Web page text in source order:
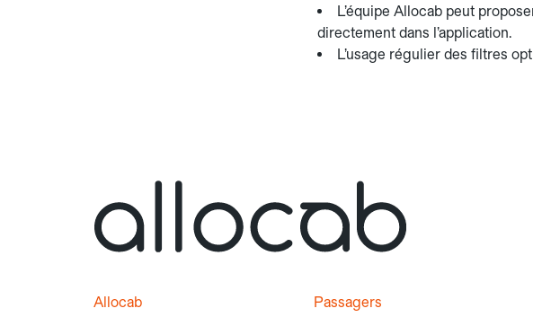
L’équipe Allocab peut
directement dans l’application.
L’usage régulier des filtres
Allocab Passagers